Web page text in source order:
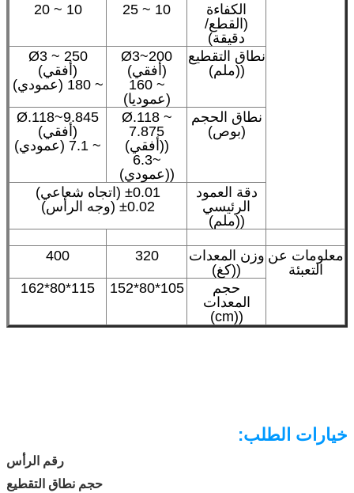
الكفاءة
(القطع/
دقيقة)
10 ~ 25
10 ~ 20
نطاق التقطيع
((ملم)
Ø3~200
(أفقي)
~ 160
(عموديا)
Ø3 ~ 250
(أفقي)
~ 180 (عمودي)
نطاق الحجم
(بوص)
Ø.118 ~
7.875
((أفقي)
~6.3
((عمودي)
Ø.118~9.845
(أفقي)
~ 7.1 (عمودي)
دقة العمود
الرئيسي
((ملم)
±0.01 (اتجاه شعاعي)
±0.02 (وجه الرأس)
معلومات عن
التعبئة
وزن المعدات
((كغ)
320
400
حجم
المعدات
((cm)
105*80*152
115*80*162
خيارات الطلب:
رقم الرأس
حجم نطاق التقطيع